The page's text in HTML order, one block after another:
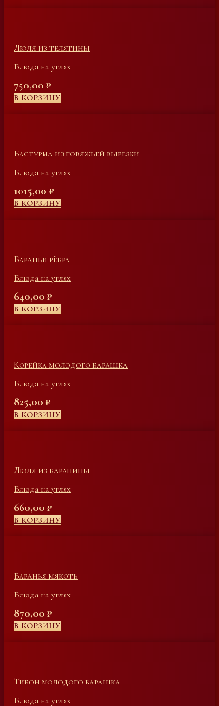
Люля из телятины
Блюда на углях
750,00 ₽
В КОРЗИНУ
Бастурма из говяжьей вырезки
Блюда на углях
1015,00 ₽
В КОРЗИНУ
Бараньи рёбра
Блюда на углях
640,00 ₽
В КОРЗИНУ
Корейка молодого барашка
Блюда на углях
825,00 ₽
В КОРЗИНУ
Люля из баранины
Блюда на углях
660,00 ₽
В КОРЗИНУ
Баранья мякоть
Блюда на углях
870,00 ₽
В КОРЗИНУ
Тибон молодого барашка
Блюда на углях